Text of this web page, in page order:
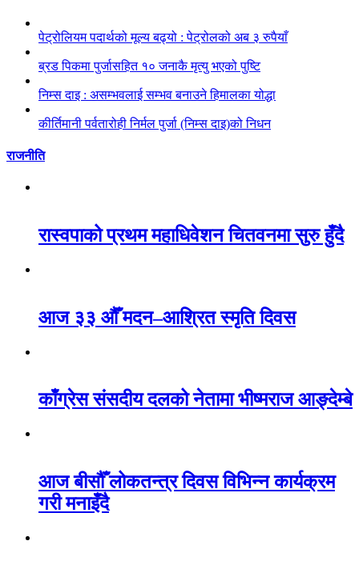
पेट्रोलियम पदार्थको मूल्य बढ्यो : पेट्रोलको अब ३ रुपैयाँ
ब्रड पिकमा पुर्जासहित १० जनाकै मृत्यु भएको पुष्टि
निम्स दाइ : असम्भवलाई सम्भव बनाउने हिमालका योद्धा
कीर्तिमानी पर्वतारोही निर्मल पुर्जा (निम्स दाइ)को निधन
राजनीति
रास्वपाको प्रथम महाधिवेशन चितवनमा सुरु हुँदै
आज ३३ औँ मदन–आश्रित स्मृति दिवस
काँग्रेस संसदीय दलको नेतामा भीष्मराज आङ्देम्बे
आज बीसौँ लोकतन्त्र दिवस विभिन्न कार्यक्रम
गरी मनाइँदै